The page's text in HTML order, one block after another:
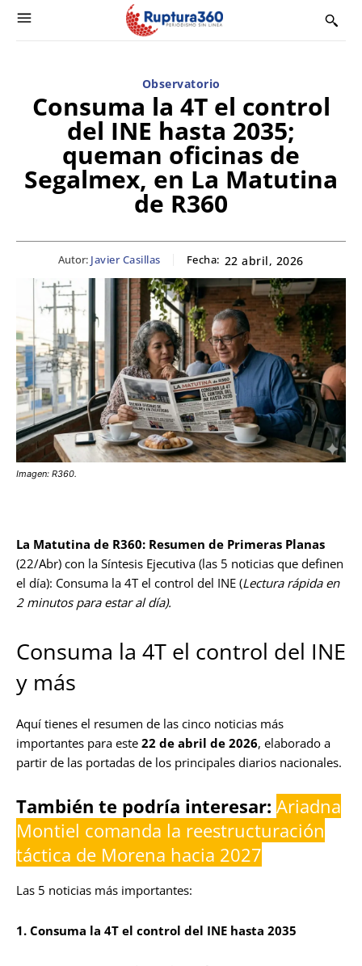
Observatorio
Consuma la 4T el control
del INE hasta 2035;
queman oficinas de
Segalmex, en La Matutina
de R360
Autor: Javier Casillas Fecha: 22 abril, 2026
Imagen: R360.
La Matutina de R360: Resumen de Primeras Planas
(22/Abr) con la Síntesis Ejecutiva (las 5 noticias que definen
el día): Consuma la 4T el control del INE (Lectura rápida en
2 minutos para estar al día).
Consuma la 4T el control del INE
y más
Aquí tienes el resumen de las cinco noticias más
importantes para este 22 de abril de 2026, elaborado a
partir de las portadas de los principales diarios nacionales.
También te podría interesar: Ariadna
Montiel comanda la reestructuración
táctica de Morena hacia 2027
Las 5 noticias más importantes:
1. Consuma la 4T el control del INE hasta 2035